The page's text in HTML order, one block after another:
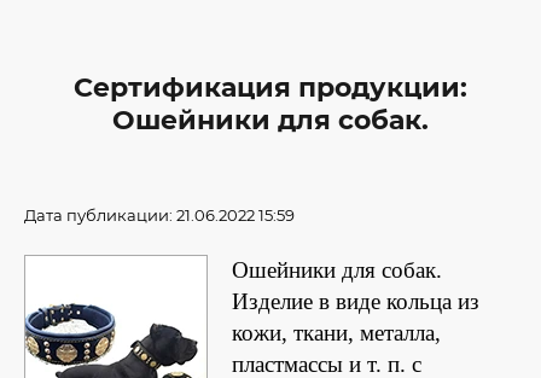
Сертификация продукции:
Ошейники для собак.
Дата публикации: 21.06.2022 15:59
Ошейники для собак.
Изделие в виде кольца из
кожи, ткани, металла,
пластмассы и т. п. с